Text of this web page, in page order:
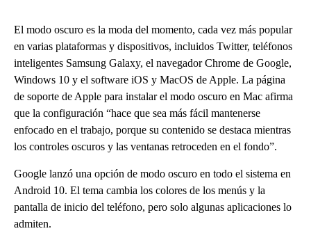
El modo oscuro es la moda del momento, cada vez más popular
en varias plataformas y dispositivos, incluidos Twitter, teléfonos
inteligentes Samsung Galaxy, el navegador Chrome de Google,
Windows 10 y el software iOS y MacOS de Apple. La página
de soporte de Apple para instalar el modo oscuro en Mac afirma
que la configuración “hace que sea más fácil mantenerse
enfocado en el trabajo, porque su contenido se destaca mientras
los controles oscuros y las ventanas retroceden en el fondo”.
Google lanzó una opción de modo oscuro en todo el sistema en
Android 10. El tema cambia los colores de los menús y la
pantalla de inicio del teléfono, pero solo algunas aplicaciones lo
admiten.